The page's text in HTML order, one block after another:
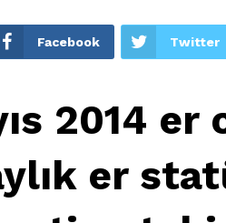
Facebook Twitter
2014
er